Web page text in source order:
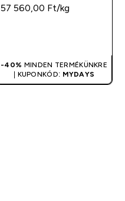
57 560,00 Ft‎/kg
-40% MINDEN TERMÉKÜNKRE
| KUPONKÓD: MYDAYS